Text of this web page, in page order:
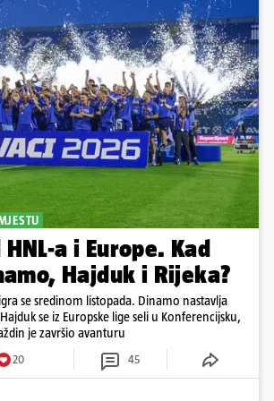
a i Europe. Kad
Hajduk i Rijeka?
se sredinom listopada. Dinamo nastavlja
se iz Europske lige seli u Konferencijsku,
je završio avanturu
20 45